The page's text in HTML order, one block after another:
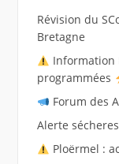
Révision du
Bretagne
Information
programmées
Forum des
Alerte
Ploërmel :